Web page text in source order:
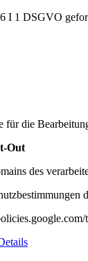
I 1 DSGVO
für die
Out
des